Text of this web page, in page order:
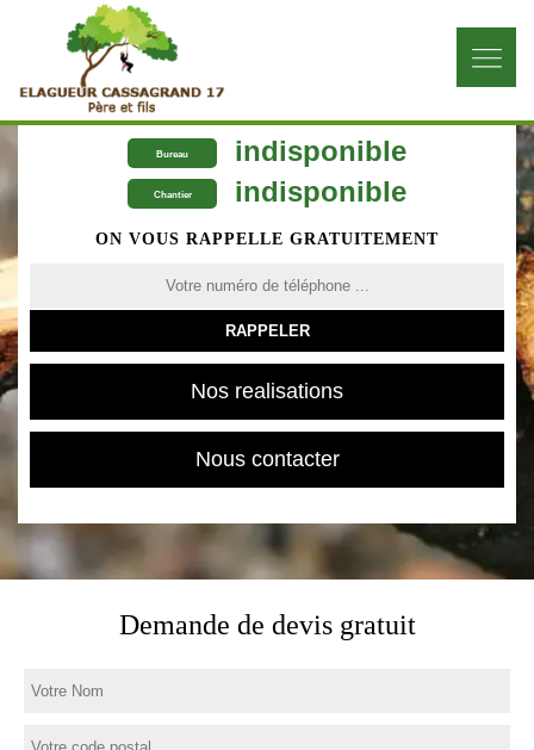
Bureau indisponible
Chantier indisponible
ON VOUS RAPPELLE GRATUITEMENT
Nos realisations
Nous contacter
Demande de devis gratuit